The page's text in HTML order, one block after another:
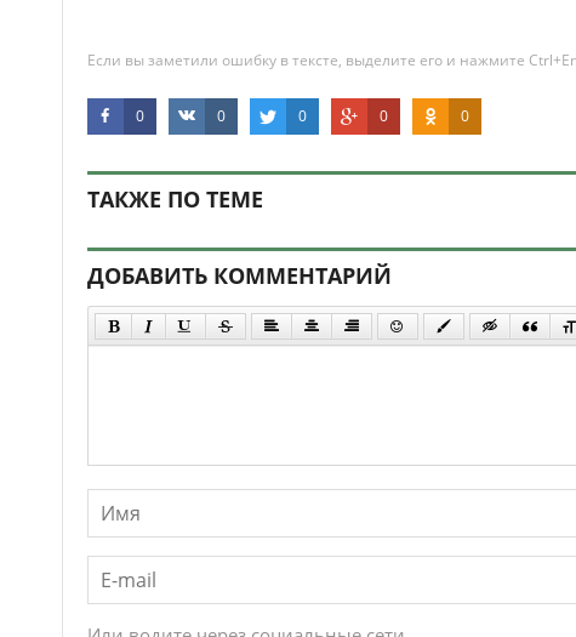
Если вы заметили ошибку в тексте, выделите его и нажмите
0 0 0 0 0
ТАКЖЕ ПО ТЕМЕ
ДОБАВИТЬ КОММЕНТАРИЙ